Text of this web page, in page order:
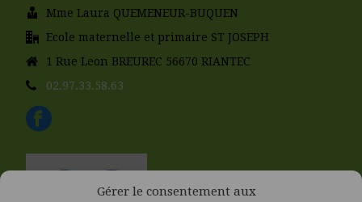
Gérer le consentement aux
Mme Laura QUEMENEUR-BUQUEN
Ecole maternelle et primaire ST JOSEPH
1 Rue Leon BREUREC 56670 RIANTEC
02.97.33.58.63